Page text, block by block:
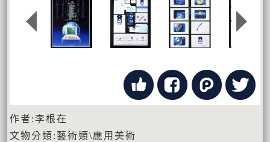
作者:李根在
文物分類:藝術類\應用美術